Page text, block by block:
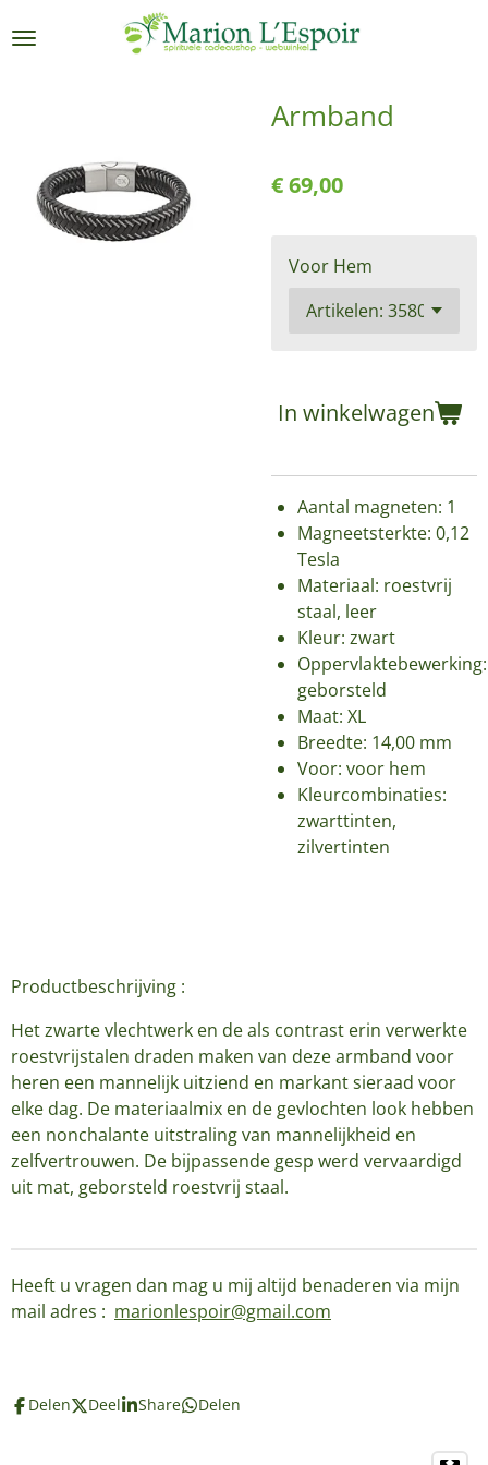
direct
Armband
€ 69,00
Voor Hem
In winkelwagen
Aantal magneten: 1
Magneetsterkte: 0,12
Tesla
Materiaal: roestvrij
staal, leer
Kleur: zwart
Oppervlaktebewerking:
geborsteld
Maat: XL
Breedte: 14,00 mm
Voor: voor hem
Kleurcombinaties:
zwarttinten,
zilvertinten
Productbeschrijving :
Het zwarte vlechtwerk en de als contrast erin verwerkte
roestvrijstalen draden maken van deze armband voor
heren een mannelijk uitziend en markant sieraad voor
elke dag. De materiaalmix en de gevlochten look hebben
een nonchalante uitstraling van mannelijkheid en
zelfvertrouwen. De bijpassende gesp werd vervaardigd
uit mat, geborsteld roestvrij staal.
Heeft u vragen dan mag u mij altijd benaderen via mijn
mail adres : marionlespoir@gmail.com
Delen Deel Share Delen